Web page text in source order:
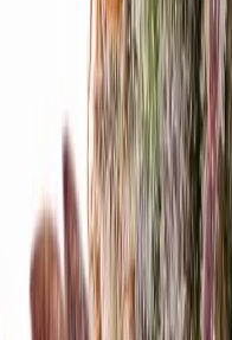
Strains Sativa Strains